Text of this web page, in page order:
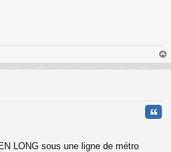
au
LONG sous une ligne de métro